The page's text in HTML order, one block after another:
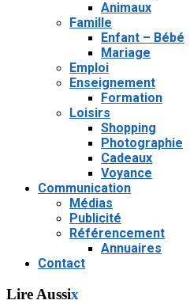
Animaux
Famille
Enfant – Bébé
Mariage
Emploi
Enseignement
Formation
Loisirs
Shopping
Photographie
Cadeaux
Voyance
Communication
Médias
Publicité
Référencement
Annuaires
Contact
Lire Aussix